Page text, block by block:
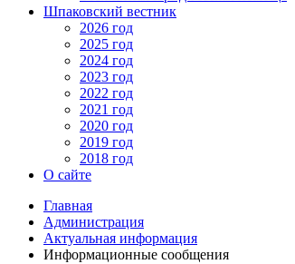
Шпаковский вестник
2026 год
2025 год
2024 год
2023 год
2022 год
2021 год
2020 год
2019 год
2018 год
О сайте
Главная
Администрация
Актуальная информация
Информационные сообщения